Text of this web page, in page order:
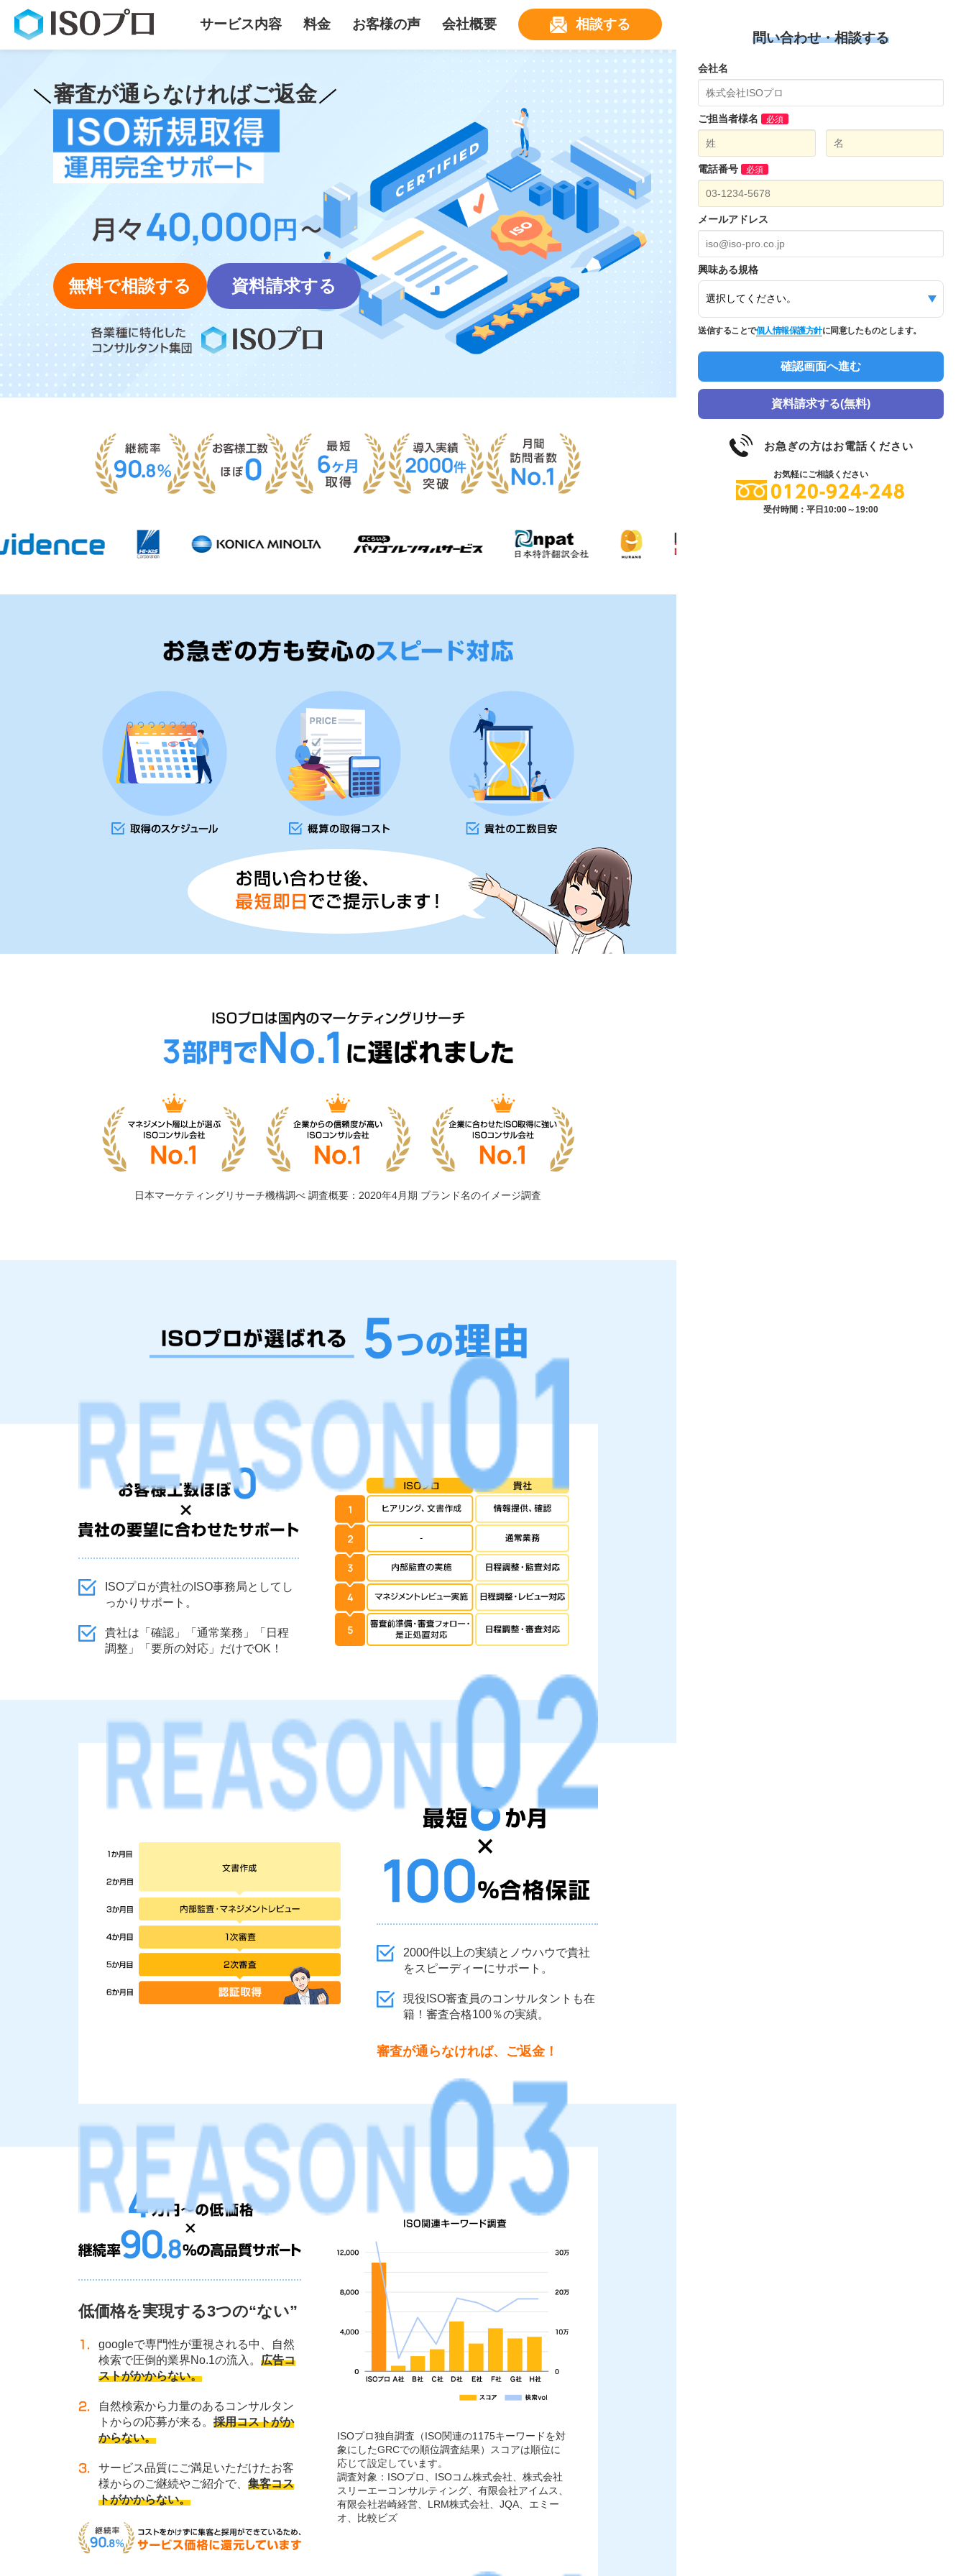
サービス内容 料金 お客様の声 会社概要
相談する
問い合わせ・相談する
会社名
ご担当者様名 必須
電話番号 必須
メールアドレス
興味ある規格
送信することで個人情報保護方針に同意したものとします。
資料請求する(無料)
お急ぎの方はお電話ください
お気軽にご相談ください
0120-924-248
受付時間：平日10:00～19:00
審査が通らなければご返金
無料で相談する 資料請求する
日本マーケティングリサーチ機構調べ調査概要：2020年4月期 ブランド名のイメージ調査
ISOプロが貴社のISO事務局としてし
っかりサポート。
貴社は「確認」「通常業務」「日程
調整」「要所の対応」だけでOK！
2000件以上の実績とノウハウで貴社
をスピーディーにサポート。
現役ISO審査員のコンサルタントも在
籍！審査合格100％の実績。
審査が通らなければ、ご返金！
低価格を実現する3つの“ない”
googleで専門性が重視される中、自然
検索で圧倒的業界No.1の流入。広告コ
ストがかからない。
自然検索から力量のあるコンサルタン
トからの応募が来る。採用コストがか
からない。
サービス品質にご満足いただけたお客
様からのご継続やご紹介で、集客コス
トがかからない。
ISOプロ独自調査（ISO関連の1175キーワードを対
象にしたGRCでの順位調査結果）スコアは順位に
応じて設定しています。
調査対象：ISOプロ、ISOコム株式会社、株式会社
スリーエーコンサルティング、有限会社アイムス、
有限会社岩崎経営、LRM株式会社、JQA、エミー
オ、比較ビズ